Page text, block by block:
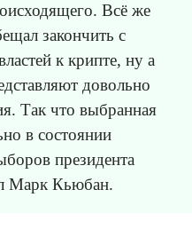
Всё же
закончить с
к крипте, ну а
довольно
Так что выбранная
в состоянии
президента
Марк Кьюбан.